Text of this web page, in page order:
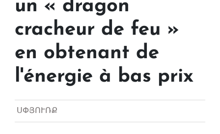
un « dragon
cracheur de feu »
en obtenant de
l'énergie à bas prix
ՍՓՅՈՒՌՔ